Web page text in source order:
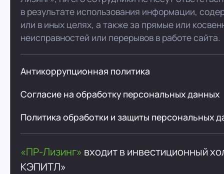
в результате использования информации,
или в иных целях, а также за прямые или
неисправностей или перерывов в работе сайта.
Антикоррупционная политика
Согласие на обработку персональных данных
Политика обработки и защиты персональных
«ПР-Лизинг» входит в инвестиционный
КЭПИТЛ»